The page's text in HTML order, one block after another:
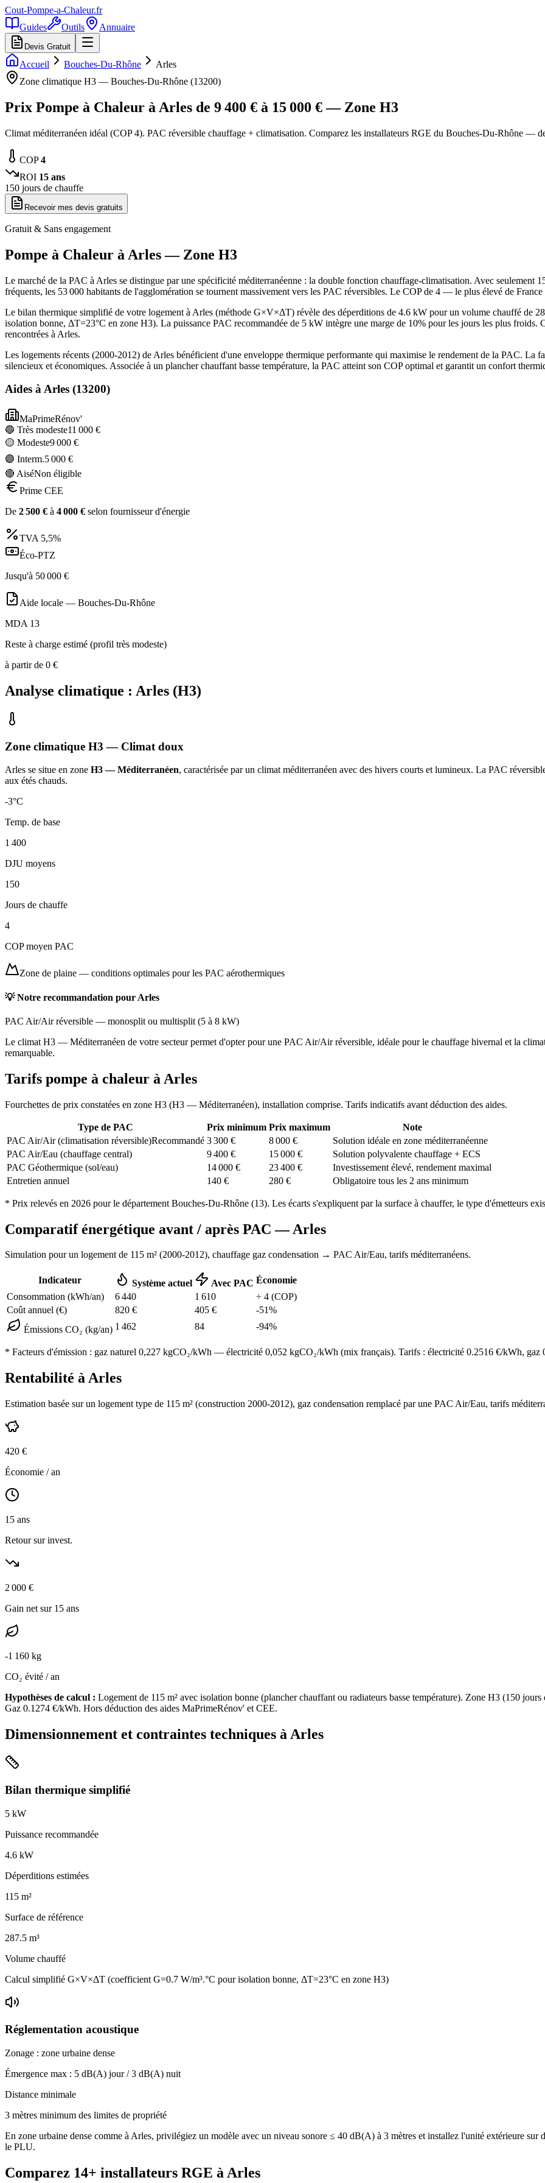
Cout-Pompe-a-Chaleur.fr
Guides
Outils Annuaire
Devis Gratuit
Accueil Bouches-Du-Rhône
Arles
Zone climatique H3 — Bouches-Du-Rhône (13200)
Prix Pompe à Chaleur à Arles de 9 400 € à 15 000 € — Zone H3
Climat méditerranéen idéal (COP 4). PAC réversible chauffage + climatisation. Comparez les installateurs RGE du Bouches-Du-Rhône —
COP4
ROI 15 ans
150 jours de chauffe
Recevoir mes devis gratuits
Gratuit & Sans engagement
Pompe à Chaleur à Arles— Zone H3
Le marché de la PAC à Arles se distingue par une spécificité méditerranéenne : la double fonction chauffage-climatisation. Avec seulement
fréquents, les 53 000 habitants de l'agglomération se tournent massivement vers les PAC réversibles. Le COP de 4 — le plus élevé de
Le bilan thermique simplifié de votre logement à Arles (méthode G×V×ΔT) révèle des déperditions de 4.6 kW pour un volume chauffé de
isolation bonne, ΔT=23°C en zone H3). La puissance PAC recommandée de 5 kW intègre une marge de 10% pour les jours les plus froids.
rencontrées à Arles.
Les logements récents (2000-2012) de Arles bénéficient d'une enveloppe thermique performante qui maximise le rendement de la PAC. La
silencieux et économiques. Associée à un plancher chauffant basse température, la PAC atteint son COP optimal et garantit un confort
Aides àArles (13200)
MaPrimeRénov'
🔵 Très modeste11 000 €
🟡 Modeste9 000 €
🟣 Interm.5 000 €
🔴 AiséNon éligible
Prime CEE
De 2 500 € à 4 000 € selon fournisseur d'énergie
TVA 5,5%
Éco-PTZ
Jusqu'à 50 000 €
Aide locale — Bouches-Du-Rhône
MDA 13
Reste à charge estimé (profil très modeste)
à partir de 0 €
Analyse climatique : Arles (H3)
Zone climatique H3 — Climat doux
Arles se situe en zone H3 — Méditerranéen, caractérisée par un climat méditerranéen avec des hivers courts et lumineux. La PAC
aux étés chauds.
-3°C
Temp. de base
1 400
DJU moyens
150
Jours de chauffe
4
COP moyen PAC
Zone de plaine — conditions optimales pour les PAC aérothermiques
💡 Notre recommandation pour Arles
PAC Air/Air réversible — monosplit ou multisplit (5 à 8 kW)
Le climat H3 — Méditerranéen de votre secteur permet d'opter pour une PAC Air/Air réversible, idéale pour le chauffage hivernal et la
remarquable.
Tarifs pompe à chaleur à Arles
Fourchettes de prix constatées en zone H3 (H3 — Méditerranéen), installation comprise. Tarifs indicatifs avant déduction des aides.
Type de PAC Prix minimum Prix maximum
Note
PAC Air/Air (climatisation réversible)Recommandé 3 300 € 8 000 €
Solution idéale en zone méditerranéenne
PAC Air/Eau (chauffage central)
9 400 € 15 000 €
Solution polyvalente chauffage + ECS
PAC Géothermique (sol/eau)
14 000 € 23 400 €
Investissement élevé, rendement maximal
Entretien annuel
140 € 280 € Obligatoire tous les 2 ans minimum
* Prix relevés en 2026 pour le département Bouches-Du-Rhône (13). Les écarts s'expliquent par la surface à chauffer, le type d'émetteurs
Comparatif énergétique avant / après PAC —Arles
Simulation pour un logement de 115 m² (2000-2012), chauffage gaz condensation → PAC Air/Eau, tarifs méditerranéens.
Indicateur Système actuel Avec PAC Économie
Consommation (kWh/an)
6 440 1 610 ÷ 4 (COP)
Coût annuel (€)
820 € 405 € -51%
Émissions CO₂ (kg/an) 1 462 84 -94%
* Facteurs d'émission : gaz naturel 0,227 kgCO₂/kWh — électricité 0,052 kgCO₂/kWh (mix français). Tarifs : électricité 0.2516 €/kWh, gaz
Rentabilité àArles
Estimation basée sur un logement type de 115 m² (construction 2000-2012), gaz condensation remplacé par une PAC Air/Eau, tarifs
420 €
Économie / an
15 ans
Retour sur invest.
2 000 €
Gain net sur 15 ans
-1 160 kg
CO₂ évité / an
Hypothèses de calcul : Logement de 115 m² avec isolation bonne (plancher chauffant ou radiateurs basse température). Zone H3 (150 jours
Gaz 0.1274 €/kWh. Hors déduction des aides MaPrimeRénov' et CEE.
Dimensionnement et contraintes techniques à Arles
Bilan thermique simplifié
5 kW
Puissance recommandée
4.6 kW
Déperditions estimées
115 m²
Surface de référence
287.5 m³
Volume chauffé
Calcul simplifié G×V×ΔT (coefficient G=0.7 W/m³.°C pour isolation bonne, ΔT=23°C en zone H3)
Réglementation acoustique
Zonage : zone urbaine dense
Émergence max : 5 dB(A) jour /3 dB(A) nuit
Distance minimale
3 mètres minimum des limites de propriété
En zone urbaine dense comme à Arles, privilégiez un modèle avec un niveau sonore ≤ 40 dB(A) à 3 mètres et installez l'unité extérieure
le PLU.
Comparez 14+ installateurs RGE à Arles